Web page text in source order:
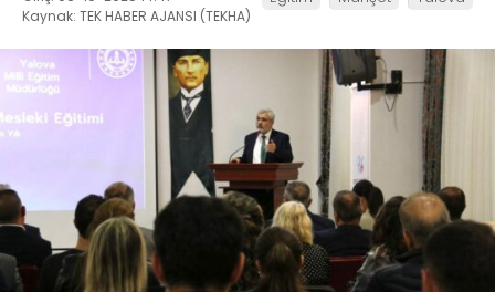
Kaynak: TEK HABER AJANSI (TEKHA)